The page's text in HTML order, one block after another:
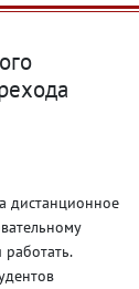
дистанционное